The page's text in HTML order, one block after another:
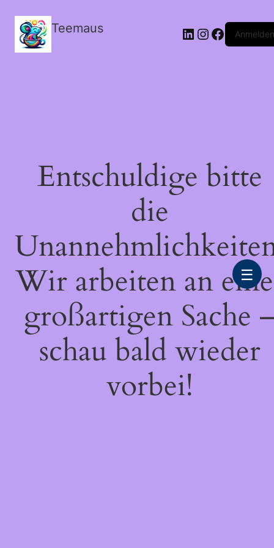
Teemaus LinkedIn
Instagram
FacebookAnmelden
Entschuldige bitte
die
Wir arbeiten an
großartigen Sache
schau bald wieder
vorbei!
☰